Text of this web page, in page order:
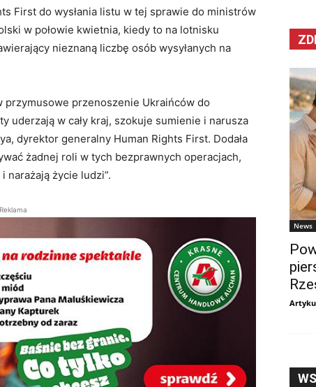
First do wysłania listu w tej sprawie do ministrów
w połowie kwietnia, kiedy to na lotnisku
nieznaną liczbę osób wysyłanych na
przymusowe przenoszenie Ukraińców do
uderzają w cały kraj, szokuje sumienie i narusza
dyrektor generalny Human Rights First. Dodała
żadnej roli w tych bezprawnych operacjach,
narażają życie ludzi”.
Reklama
News